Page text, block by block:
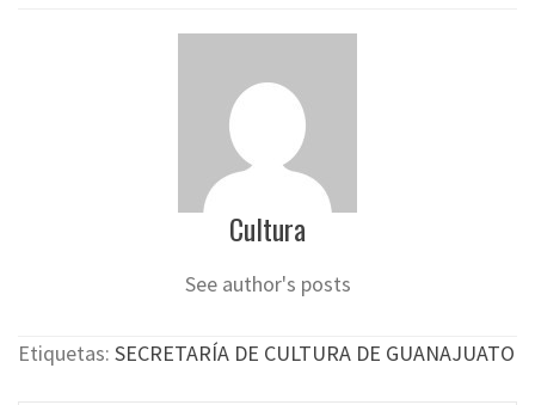
Cultura
See author's posts
Etiquetas: SECRETARÍA DE CULTURA DE GUANAJUATO